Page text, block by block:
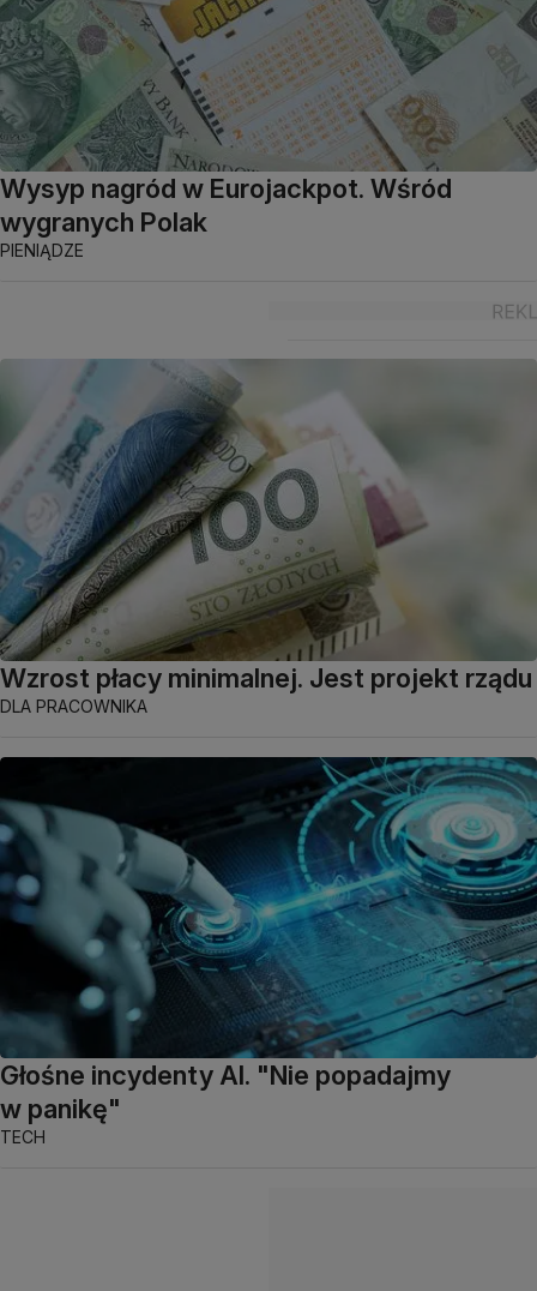
Wysyp nagród w Eurojackpot. Wśród
wygranych Polak
PIENIĄDZE
Wzrost płacy minimalnej. Jest projekt rządu
DLA PRACOWNIKA
Głośne incydenty AI. "Nie popadajmy
w panikę"
TECH